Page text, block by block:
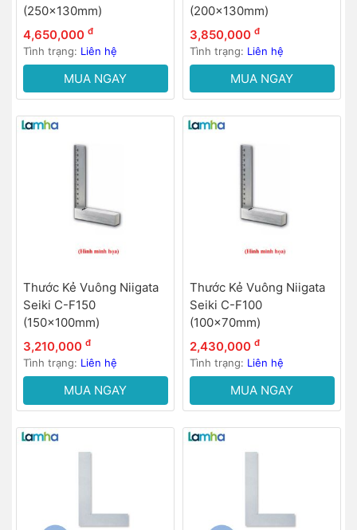
(250x130mm)
4,650,000 đ
Tình trạng: Liên hệ
MUA NGAY
(200x130mm)
3,850,000 đ
Tình trạng: Liên hệ
MUA NGAY
Thước Kẻ Vuông Niigata
Seiki C-F150
(150x100mm)
3,210,000 đ
Tình trạng: Liên hệ
MUA NGAY
Thước Kẻ Vuông Niigata
Seiki C-F100
(100x70mm)
2,430,000 đ
Tình trạng: Liên hệ
MUA NGAY